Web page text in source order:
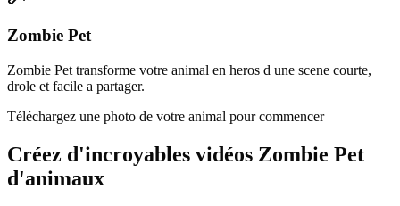
Zombie Pet
Zombie Pet transforme votre animal en heros d une scene courte,
drole et facile a partager.
Téléchargez une photo de votre animal pour commencer
Créez d'incroyables vidéos Zombie Pet
d'animaux